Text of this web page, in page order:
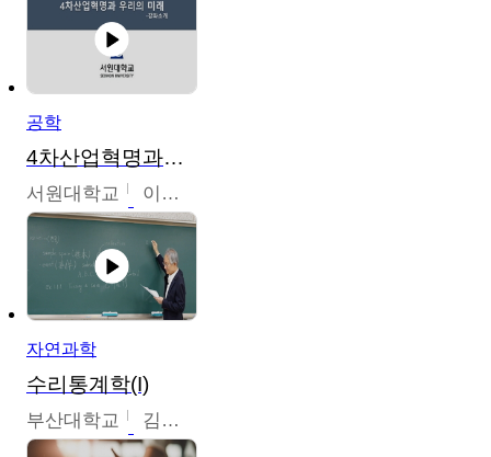
공학
4차산업혁명과우리의미래
서원대학교 이병권
자연과학
수리통계학(I)
부산대학교 김충락